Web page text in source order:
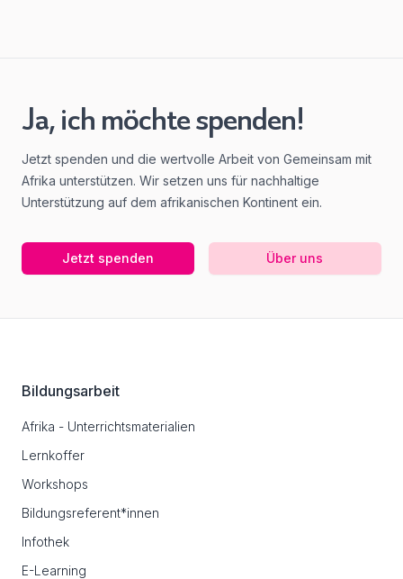
Ja, ich möchte spenden!
Jetzt spenden und die wertvolle Arbeit von Gemeinsam mit
Afrika unterstützen. Wir setzen uns für nachhaltige
Unterstützung auf dem afrikanischen Kontinent ein.
Jetzt spenden Über uns
Bildungsarbeit
Afrika - Unterrichtsmaterialien
Lernkoffer
Workshops
Bildungsreferent*innen
Infothek
E-Learning